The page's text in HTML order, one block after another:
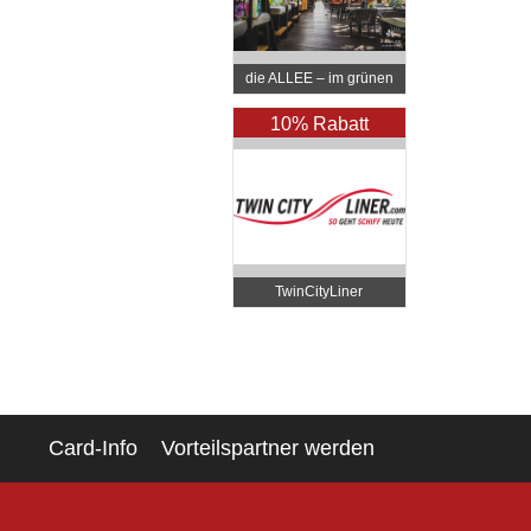
die ALLEE – im grünen
Prater
10% Rabatt
TwinCityLiner
Card-Info Vorteilspartner werden